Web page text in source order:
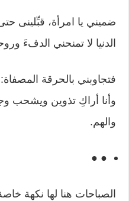
ضميني يا امرأة، قبِّلينى
الدنيا لا تمنحني الدفءَ
فتجاوبني بالحرقة
وأنا أراكِ تذوين ويشحب
والهم.
● ●
الصباحات هنا لها نكهة